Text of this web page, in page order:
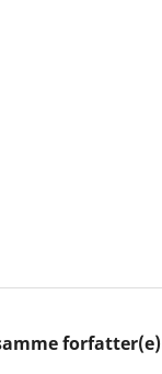
forfatter(e)